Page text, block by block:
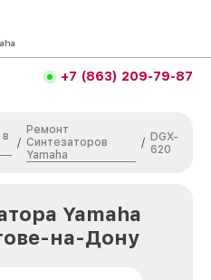
+7 (863) 209-79-87
/
Ремонт
Синтезаторов
Yamaha
/ DGX-
620
Yamaha
на-Дону